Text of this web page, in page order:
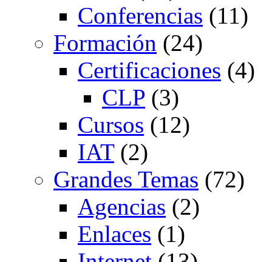
Conferencias (11)
Formación (24)
Certificaciones (4)
CLP (3)
Cursos (12)
IAT(2)
Grandes Temas (72)
Agencias (2)
Enlaces (1)